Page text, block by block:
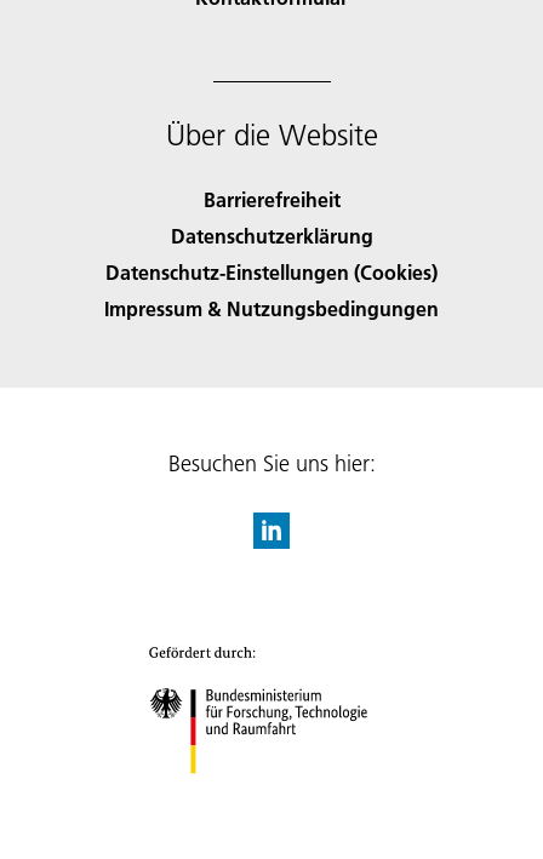
Über die Website
Barrierefreiheit
Datenschutzerklärung
Datenschutz-Einstellungen (Cookies)
Impressum & Nutzungsbedingungen
Besuchen Sie uns hier: